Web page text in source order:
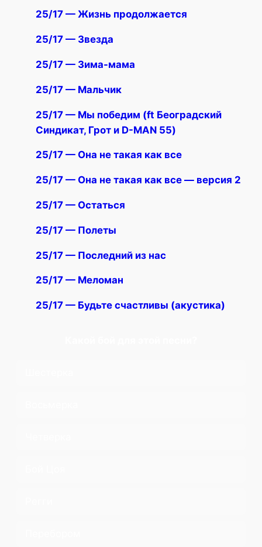
25/17 — Жизнь продолжается
25/17 — Звезда
25/17 — Зима-мама
25/17 — Мальчик
25/17 — Мы победим (ft Београдский
Синдикат, Грот и D-MAN 55)
25/17 — Она не такая как все
25/17 — Она не такая как все — версия 2
25/17 — Остаться
25/17 — Полеты
25/17 — Последний из нас
25/17 — Меломан
25/17 — Будьте счастливы (акустика)